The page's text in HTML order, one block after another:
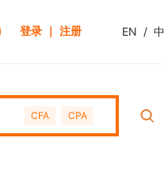
资格
会计职称
登录 ｜ 注册 EN /
CFA CPA